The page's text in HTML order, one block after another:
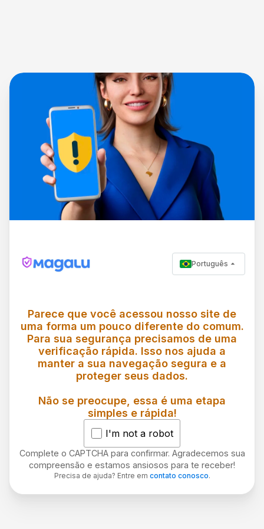
Português
Parece que você acessou nosso site de
uma forma um pouco diferente do comum.
Para sua segurança precisamos de uma
verificação rápida. Isso nos ajuda a
manter a sua navegação segura e a
proteger seus dados.
Não se preocupe, essa é uma etapa
simples e rápida!
I'm not a robot
Complete o CAPTCHA para confirmar. Agradecemos sua
compreensão e estamos ansiosos para te receber!
Precisa de ajuda? Entre em contato conosco.